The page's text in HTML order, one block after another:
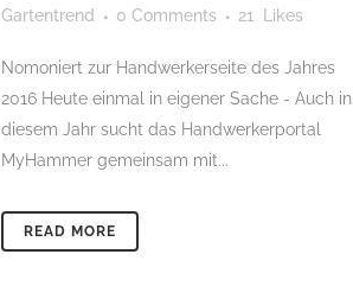
Gartentrend
0 Comments 21 Likes
Nomoniert zur Handwerkerseite des Jahres
2016 Heute einmal in eigener Sache - Auch in
diesem Jahr sucht das Handwerkerportal
MyHammer gemeinsam mit...
READ MORE